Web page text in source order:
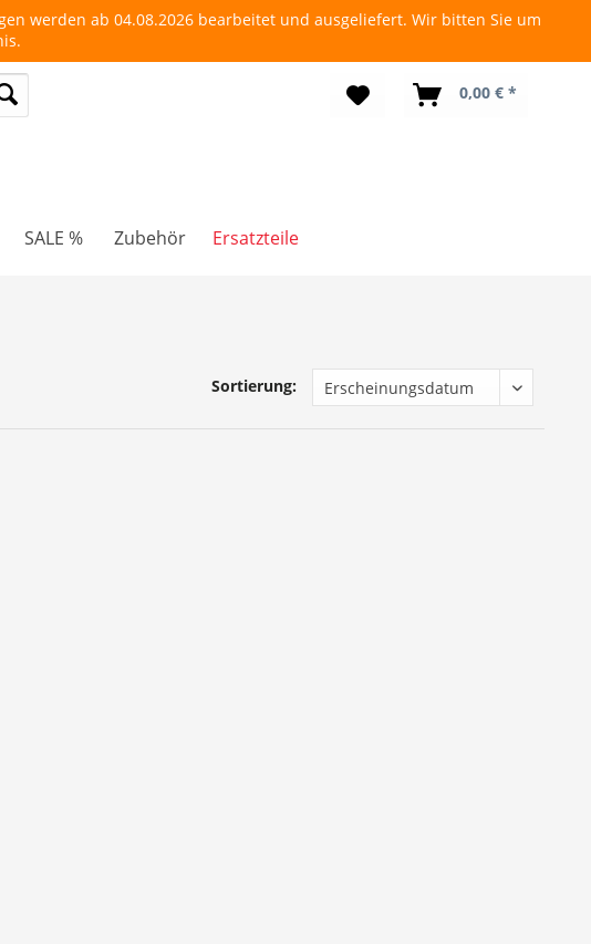
werden ab 04.08.2026 bearbeitet und ausgeliefert. Wir bitten Sie um
0,00 € *
SALE % Zubehör Ersatzteile
Sortierung: